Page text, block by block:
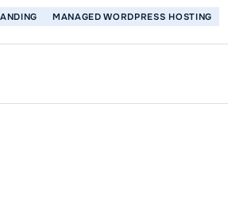
MANAGED WORDPRESS HOSTING